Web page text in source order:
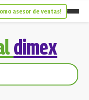
asesor de ventas!
dimex